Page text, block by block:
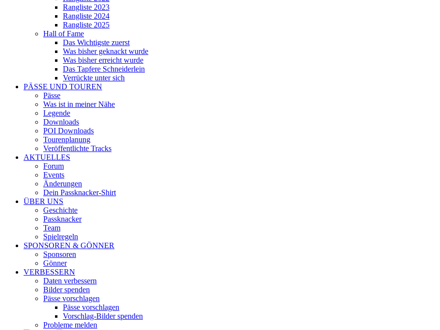
Rangliste 2023
Rangliste 2024
Rangliste 2025
Hall of Fame
Das Wichtigste zuerst
Was bisher geknackt wurde
Was bisher erreicht wurde
Das Tapfere Schneiderlein
Verrückte unter sich
PÄSSE UND TOUREN
Pässe
Was ist in meiner Nähe
Legende
Downloads
POI Downloads
Tourenplanung
Veröffentlichte Tracks
AKTUELLES
Forum
Events
Änderungen
Dein Passknacker-Shirt
ÜBER UNS
Geschichte
Passknacker
Team
Spielregeln
SPONSOREN & GÖNNER
Sponsoren
Gönner
VERBESSERN
Daten verbessern
Bilder spenden
Pässe vorschlagen
Pässe vorschlagen
Vorschlag-Bilder spenden
Probleme melden